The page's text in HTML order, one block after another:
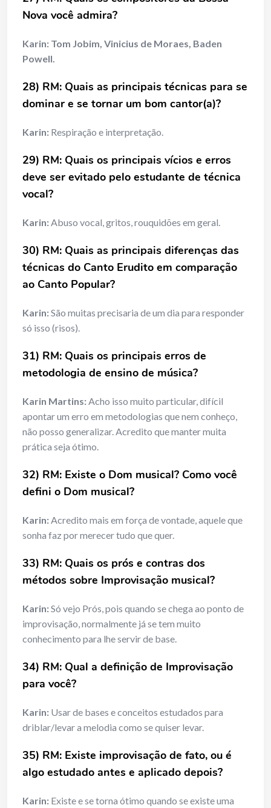
Nova você admira?
Karin: Tom Jobim, Vinicius de Moraes, Baden
Powell.
28) RM: Quais as principais técnicas para se
dominar e se tornar um bom cantor(a)?
Karin: Respiração e interpretação.
29) RM: Quais os principais vícios e erros
deve ser evitado pelo estudante de técnica
vocal?
Karin:Abuso vocal, gritos, rouquidões em geral.
30) RM: Quais as principais diferenças das
técnicas do Canto Erudito em comparação
ao Canto Popular?
Karin:São muitas precisaria de um dia para responder
só isso (risos).
31) RM: Quais os principais erros de
metodologia de ensino de música?
Karin Martins:Acho isso muito particular, difícil
apontar um erro em metodologias que nem conheço,
não posso generalizar. Acredito que manter muita
prática seja ótimo.
32) RM: Existe o Dom musical? Como você
defini o Dom musical?
Karin:Acredito mais em força de vontade, aquele que
sonha faz por merecer tudo que quer.
33) RM: Quais os prós e contras dos
métodos sobre Improvisação musical?
Karin:Só vejo Prós, pois quando se chega ao ponto de
improvisação, normalmente já se tem muito
conhecimento para lhe servir de base.
34) RM: Qual a definição de Improvisação
para você?
Karin: Usar de bases e conceitos estudados para
driblar/levar a melodia como se quiser levar.
35) RM: Existe improvisação de fato, ou é
algo estudado antes e aplicado depois?
Karin: Existe e se torna ótimo quando se existe uma